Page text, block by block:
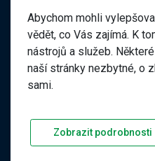
Elektronická podatelna
ID datové schránky:
98pgf7m
2026 ZŠ a MŠ 17. listopadu,
Prohlášení o přístupnosti
Abychom mohli
vědět, co Vás zajímá. K
nástrojů a služeb.
naší stránky nezbytné, o
sami.
Zobrazit podrobnosti